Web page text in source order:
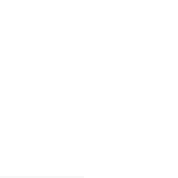
por volta